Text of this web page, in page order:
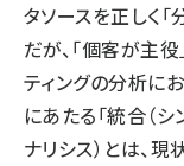
タソースを正しく「
だが、「個客が主
ティングの分析にお
にあたる「統合（シ
ナリシス）とは、